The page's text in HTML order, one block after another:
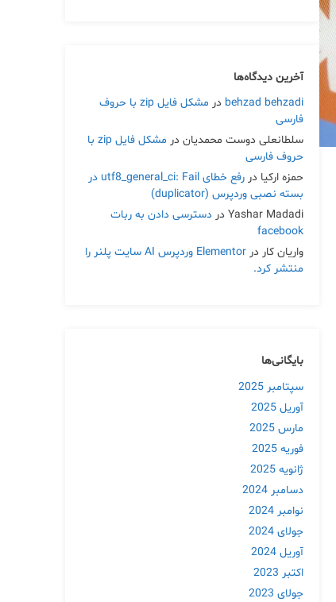
آخرین دیدگاه‌ها
behzad behzadi در
مشکل فایل zip با حروف
فارسی
سلطانعلی دوست محمدیان در
مشکل فایل zip با
حروف فارسی
حمزه ارکیا در
رفع خطای utf8_general_ci: Fail در
بسته نصبی وردپرس (duplicator)
Yashar Madadi در دسترسی دادن به ربات
facebook
واریان کار در
Elementor وردپرس AI سایت پلنر را
منتشر کرد.
بایگانی‌ها
سپتامبر 2025
آوریل 2025
مارس 2025
فوریه 2025
ژانویه 2025
دسامبر 2024
نوامبر 2024
جولای 2024
آوریل 2024
اکتبر 2023
جولای 2023